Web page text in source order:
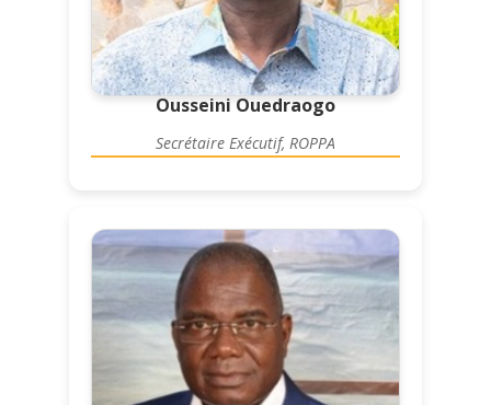
Ousseini Ouedraogo
Secrétaire Exécutif, ROPPA